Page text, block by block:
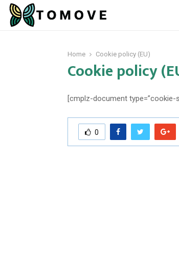
Home Cookie policy (EU)
Cookie policy
[cmplz-document type=”cookie-
0